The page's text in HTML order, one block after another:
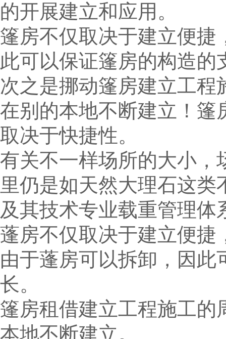
的开展建立和应用。
篷房不仅取决于建立便捷
此可以保证篷房的构造的
次之是挪动篷房建立工
在别的本地不断建立！篷
取决于快捷性。
有关不一样场所的大小，
里仍是如天然大理石这
及其技术专业载重管理
蓬房不仅取决于建立便捷
由于蓬房可以拆卸，因
长。
篷房租借建立工程施工的
本地不断建立。